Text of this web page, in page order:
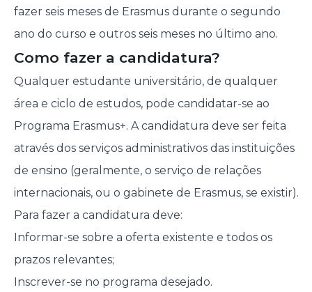
fazer seis meses de Erasmus durante o segundo
ano do curso e outros seis meses no último ano.
Como fazer a candidatura?
Qualquer estudante universitário, de qualquer
área e ciclo de estudos, pode candidatar-se ao
Programa Erasmus+. A candidatura deve ser feita
através dos serviços administrativos das instituições
de ensino (geralmente, o serviço de relações
internacionais, ou o gabinete de Erasmus, se existir).
Para fazer a candidatura deve:
Informar-se sobre a oferta existente e todos os
prazos relevantes;
Inscrever-se no programa desejado.